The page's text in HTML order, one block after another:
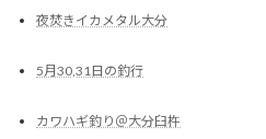
夜焚きイカメタル大分
5月30,31日の釣行
カワハギ釣り＠大分臼杵